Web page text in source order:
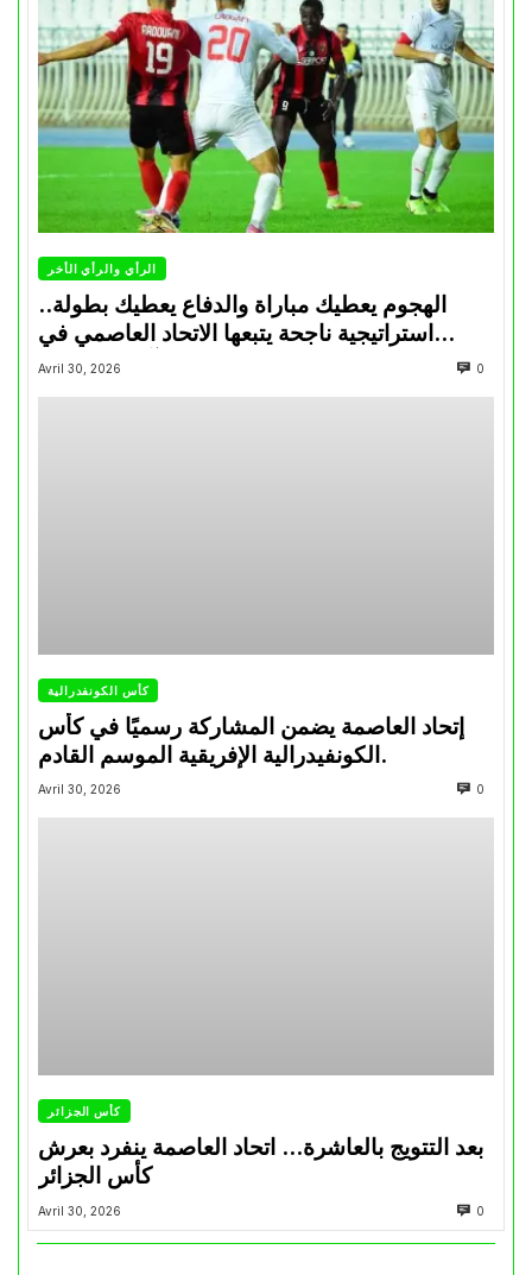
الرأي والرأي الأخر
الهجوم يعطيك مباراة والدفاع يعطيك بطولة..
استراتيجية ناجحة يتبعها الاتحاد العاصمي في
تتويجاته آخر السنوات
Avril 30, 2026 0
كأس الكونفدرالية
إتحاد العاصمة يضمن المشاركة رسميًا في كأس
الكونفيدرالية الإفريقية الموسم القادم.
Avril 30, 2026 0
كأس الجزائر
بعد التتويج بالعاشرة… اتحاد العاصمة ينفرد بعرش
كأس الجزائر
Avril 30, 2026 0